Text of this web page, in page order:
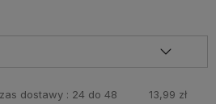
dostawy : 24 do 48
13,99 zł